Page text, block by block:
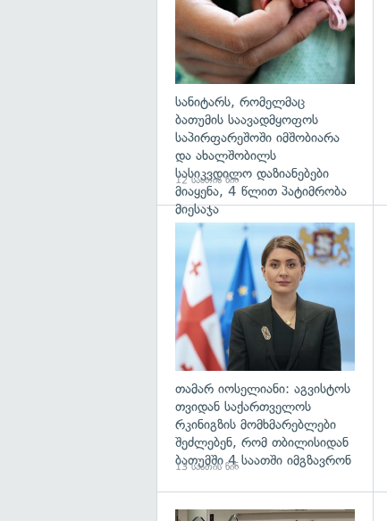
სანიტარს, რომელმაც
ბათუმის საავადმყოფოს
საპირფარეშოში იმშობიარა
და ახალშობილს
სასიკვდილო დაზიანებები
მიაყენა, 4 წლით პატიმრობა
მიესაჯა
12 საათის წინ
თამარ იოსელიანი: აგვისტოს
თვიდან საქართველოს
რკინიგზის მომხმარებლები
შეძლებენ, რომ თბილისიდან
ბათუმში 4 საათში იმგზავრონ
13 საათის წინ